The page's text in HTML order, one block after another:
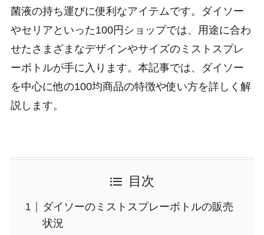
菌液の持ち運びに便利なアイテムです。ダイソー
やセリアといった100円ショップでは、用途に合わ
せたさまざまなデザインやサイズのミストスプレ
ーボトルが手に入ります。本記事では、ダイソー
を中心に他の100均商品の特徴や使い方を詳しく解
説します。
目次
ダイソーのミストスプレーボトルの販売
状況